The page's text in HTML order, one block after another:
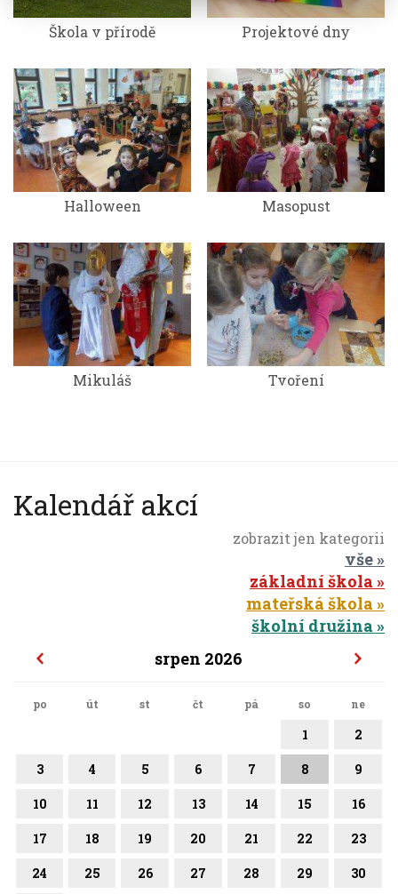
Škola v přírodě Projektové dny
Halloween Masopust
Mikuláš Tvoření
Kalendář akcí
zobrazit jen kategorii
vše
základní škola
mateřská škola
školní družina
srpen 2026
po út st čt pá so ne
1 2
3 4 5 6 7 8 9
10 11 12 13 14 15 16
17 18 19 20 21 22 23
24 25 26 27 28 29 30